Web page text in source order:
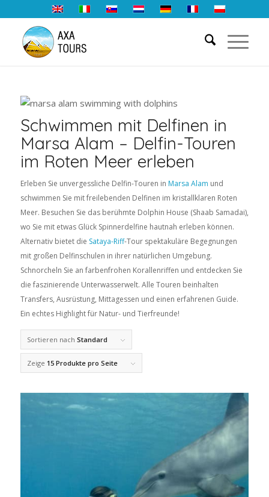
Schwimmen mit Delfinen in
Marsa Alam – Delfin-Touren
im Roten Meer erleben
Erleben Sie unvergessliche Delfin-Touren in Marsa Alam und
schwimmen Sie mit freilebenden Delfinen im kristallklaren Roten
Meer. Besuchen Sie das berühmte Dolphin House (Shaab Samadai),
wo Sie mit etwas Glück Spinnerdelfine hautnah erleben können.
Alternativ bietet die Sataya-Riff-Tour spektakuläre Begegnungen
mit großen Delfinschulen in ihrer natürlichen Umgebung.
Schnorcheln Sie an farbenfrohen Korallenriffen und entdecken Sie
die faszinierende Unterwasserwelt. Alle Touren beinhalten
Transfers, Ausrüstung, Mittagessen und einen erfahrenen Guide.
Ein echtes Highlight für Natur- und Tierfreunde!
Sortieren nach Standard
Zeige 15 Produkte pro Seite